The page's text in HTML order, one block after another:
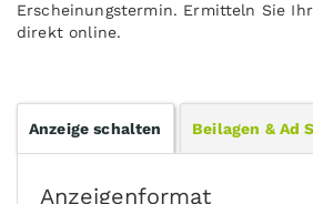
Erscheinungstermin. Ermitteln Sie
direkt online.
Anzeige schalten Beilagen & Ad
Anzeigenformat